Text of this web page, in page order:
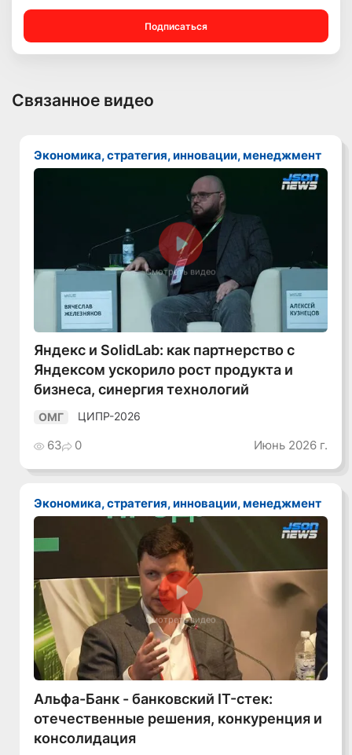
Подписаться
Связанное видео
Экономика, стратегия, инновации, менеджмент
Смотреть видео
Яндекс и SolidLab: как партнерство с
Яндексом ускорило рост продукта и
бизнеса, синергия технологий
ОМГ ЦИПР-2026
63 0 Июнь 2026 г.
Экономика, стратегия, инновации, менеджмент
Смотреть видео
Альфа-Банк - банковский IT-стек:
отечественные решения, конкуренция и
консолидация